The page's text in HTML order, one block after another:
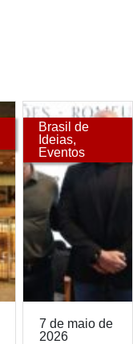
Brasil de
Ideias,
Eventos
7 de maio de
2026